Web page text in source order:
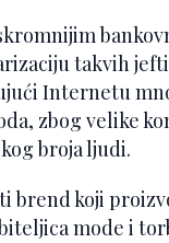
takvih
Internetu
zbog velike
broja ljudi.
brend koji
mode i